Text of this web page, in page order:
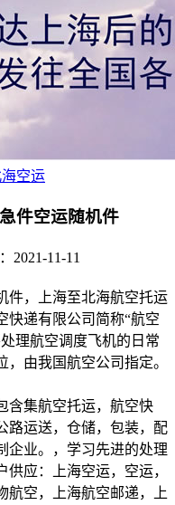
空运
件空运随机件
2021-11-11
件，上海至北海航空托运
快递有限公司简称“航空
理航空调度飞机的日常
由我国航空公司指定。
含集航空托运，航空快
路运送，仓储，包装，配
企业。，学习先进的处理
应：上海空运，空运，
航空，上海航空邮递，上